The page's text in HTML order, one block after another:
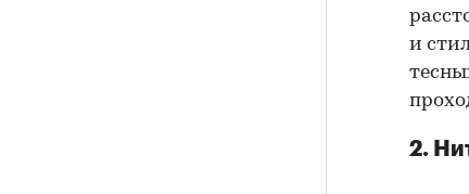
и
2.